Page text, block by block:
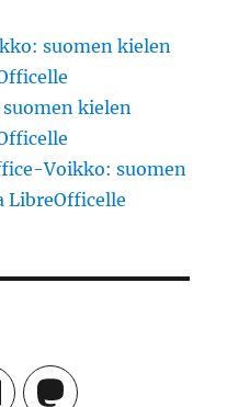
suomen kielen
kielen
Voikko: suomen
LibreOfficelle
Mastodon